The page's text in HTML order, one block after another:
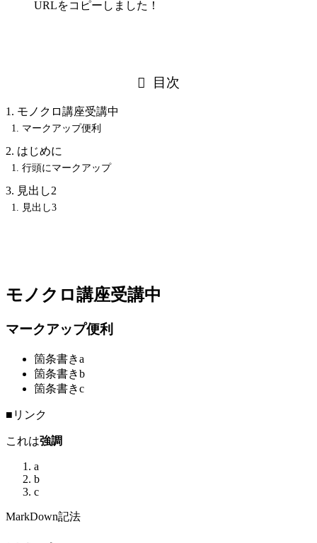
URLをコピーしました！
目次
モノクロ講座受講中
マークアップ便利
はじめに
行頭にマークアップ
見出し2
見出し3
モノクロ講座受講中
マークアップ便利
箇条書きa
箇条書きb
箇条書きc
■リンク
これは強調
a
b
c
MarkDown記法